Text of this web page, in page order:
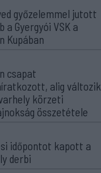
győzelemmel jutott
a Gyergyói VSK a
Kupában
csapat
alig változik
körzeti
összetétele
időpontot kapott a
derbi